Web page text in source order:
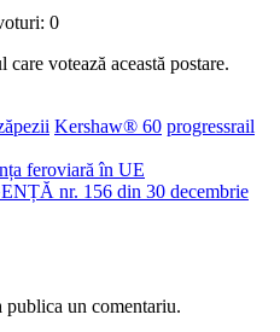
0
votează această postare.
Kershaw® 60 progressrail
feroviară în UE
nr. 156 din 30 decembrie
publica un comentariu.